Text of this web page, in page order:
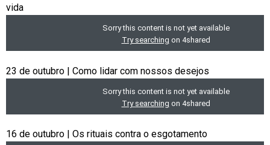
vida
23 de outubro | Como lidar com nossos desejos
16 de outubro | Os rituais contra o esgotamento